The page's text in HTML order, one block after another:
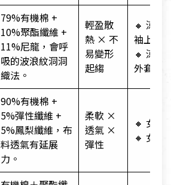
79%有機棉 +
10%聚酯纖維 +
11%尼龍，會呼
吸的波浪紋洞洞
織法。
輕盈散
熱 × 不
易變形
起縐
🔸 涼感
袖上衣
🔸 涼感
外套
90%有機棉 +
5%彈性纖維 +
5%鳳梨纖維，布
料透氣有延展
力。
柔軟 ×
透氣 ×
彈性
🔸 女七
🔸 女束